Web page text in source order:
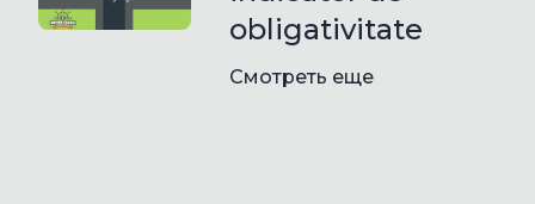
obligativitate
Смотреть еще